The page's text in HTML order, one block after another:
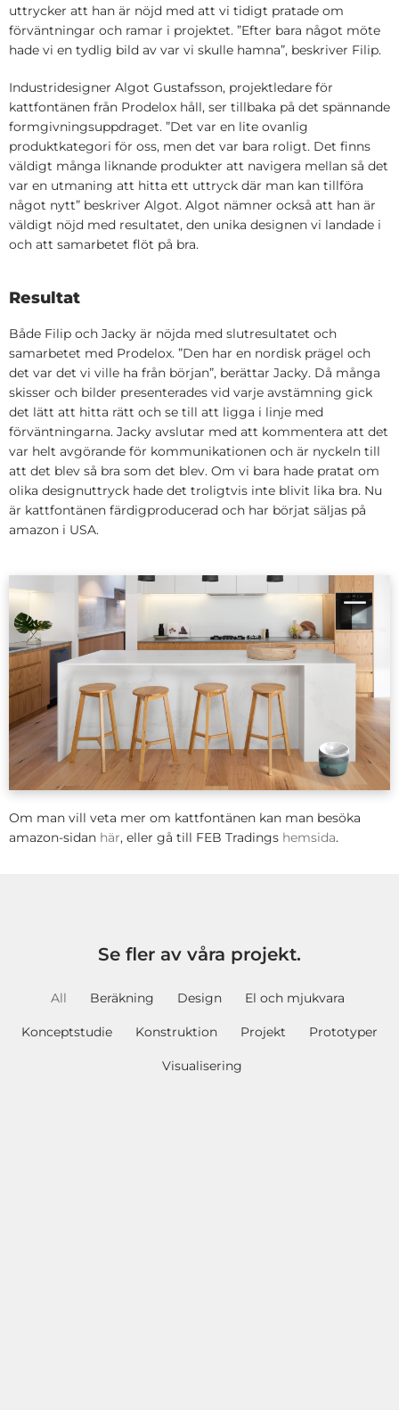
uttrycker att han är nöjd med att vi tidigt pratade om
förväntningar och ramar i projektet. ”Efter bara något möte
hade vi en tydlig bild av var vi skulle hamna”, beskriver Filip.
Industridesigner Algot Gustafsson, projektledare för
kattfontänen från Prodelox håll, ser tillbaka på det spännande
formgivningsuppdraget. ”Det var en lite ovanlig
produktkategori för oss, men det var bara roligt. Det finns
väldigt många liknande produkter att navigera mellan så det
var en utmaning att hitta ett uttryck där man kan tillföra
något nytt” beskriver Algot. Algot nämner också att han är
väldigt nöjd med resultatet, den unika designen vi landade i
och att samarbetet flöt på bra.
Resultat
Både Filip och Jacky är nöjda med slutresultatet och
samarbetet med Prodelox. ”Den har en nordisk prägel och
det var det vi ville ha från början”, berättar Jacky. Då många
skisser och bilder presenterades vid varje avstämning gick
det lätt att hitta rätt och se till att ligga i linje med
förväntningarna. Jacky avslutar med att kommentera att det
var helt avgörande för kommunikationen och är nyckeln till
att det blev så bra som det blev. Om vi bara hade pratat om
olika designuttryck hade det troligtvis inte blivit lika bra. Nu
är kattfontänen färdigproducerad och har börjat säljas på
amazon i USA.
Om man vill veta mer om kattfontänen kan man besöka
amazon-sidan här, eller gå till FEB Tradings hemsida.
Se fler av våra projekt.
All Beräkning Design El och mjukvara
Konceptstudie Konstruktion Projekt Prototyper
Visualisering